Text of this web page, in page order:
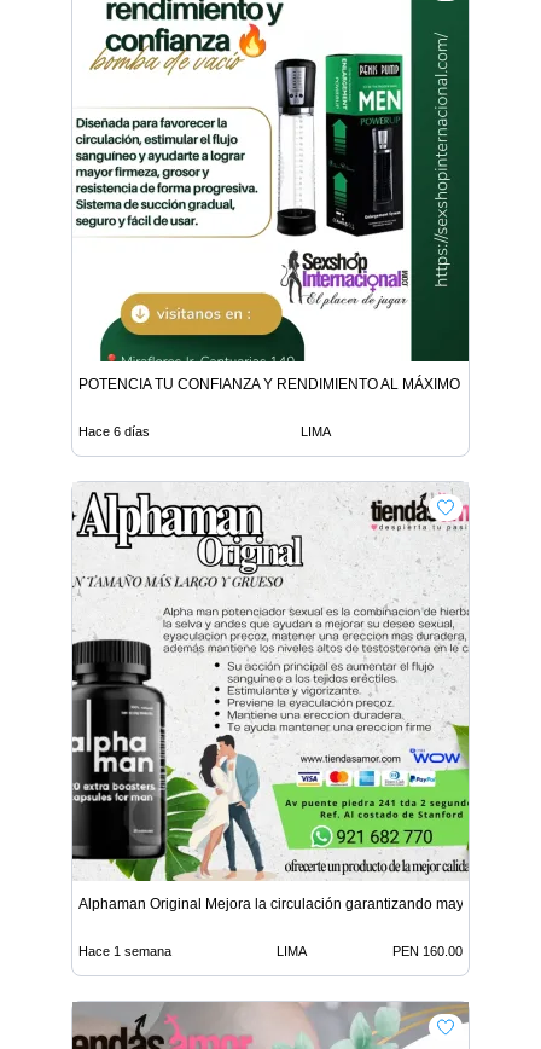
POTENCIA TU CONFIANZA Y RENDIMIENTO AL MÁXIMO
Hace 6 días LIMA
Alphaman Original Mejora la circulación garantizando mayor
Hace 1 semana LIMA PEN 160.00